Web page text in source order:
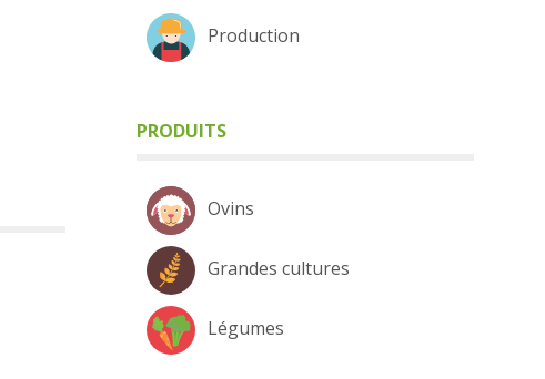
Production
PRODUITS
Ovins
Grandes cultures
Légumes